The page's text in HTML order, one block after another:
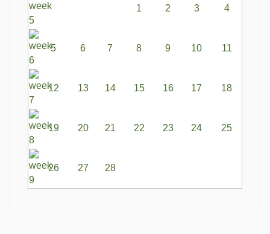
1 2 3 4
5 6 7 8 9 10 11
12 13 14 15 16 17 18
19 20 21 22 23 24 25
26 27 28